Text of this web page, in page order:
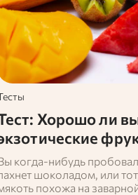
Хорошо ли
когда‑нибудь
шоколадом, или
похожа на